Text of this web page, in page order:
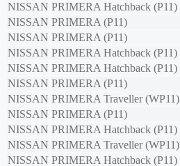
NISSAN PRIMERA Hatchback (P11)
NISSAN PRIMERA (P11)
NISSAN PRIMERA (P11)
NISSAN PRIMERA Hatchback (P11)
NISSAN PRIMERA Hatchback (P11)
NISSAN PRIMERA (P11)
NISSAN PRIMERA Traveller (WP11)
NISSAN PRIMERA (P11)
NISSAN PRIMERA Hatchback (P11)
NISSAN PRIMERA Traveller (WP11)
NISSAN PRIMERA Hatchback (P11)